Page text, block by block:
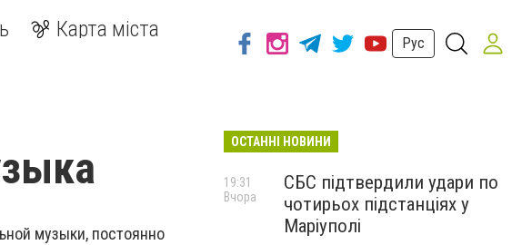
Карта міста
Рус
музыки, постоянно
ОСТАННІ НОВИНИ
СБС підтвердили удари по
чотирьох підстанціях у
Маріуполі
19:31
Вчора